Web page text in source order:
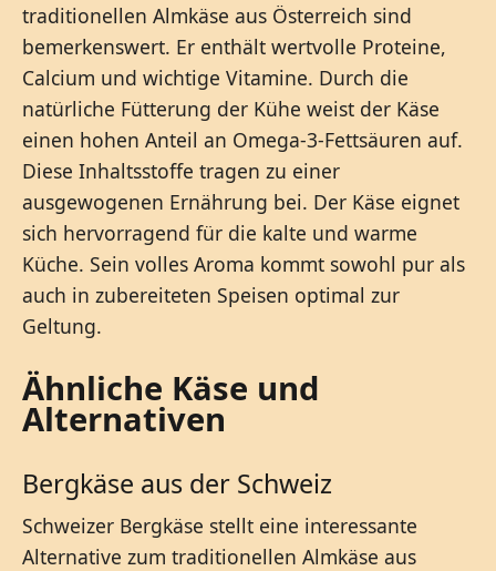
traditionellen Almkäse aus Österreich sind
bemerkenswert. Er enthält wertvolle Proteine,
Calcium und wichtige Vitamine. Durch die
natürliche Fütterung der Kühe weist der Käse
einen hohen Anteil an Omega-3-Fettsäuren auf.
Diese Inhaltsstoffe tragen zu einer
ausgewogenen Ernährung bei. Der Käse eignet
sich hervorragend für die kalte und warme
Küche. Sein volles Aroma kommt sowohl pur als
auch in zubereiteten Speisen optimal zur
Geltung.
Ähnliche Käse und
Alternativen
Bergkäse aus der Schweiz
Schweizer Bergkäse stellt eine interessante
Alternative zum traditionellen Almkäse aus